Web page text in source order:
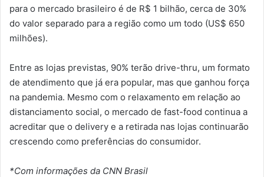
para o mercado brasileiro é de R$ 1 bilhão, cerca de 30%
do valor separado para a região como um todo (US$ 650
milhões).
Entre as lojas previstas, 90% terão drive-thru, um formato
de atendimento que já era popular, mas que ganhou força
na pandemia. Mesmo com o relaxamento em relação ao
distanciamento social, o mercado de fast-food continua a
acreditar que o delivery e a retirada nas lojas continuarão
crescendo como preferências do consumidor.
*Com informações da CNN Brasil